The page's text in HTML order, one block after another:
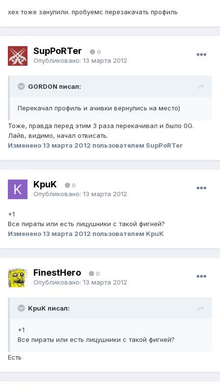
хех тоже занулили. пробуемс перезакачать профиль
SupPoRTer 0
Опубликовано: 13 марта 2012
G0RD0N писал:
Перекачал профиль и ачивки вернулись на место)
Тоже, правда перед этим 3 раза перекачивал и было 0G.
Лайв, видимо, начал отвисать.
Изменено 13 марта 2012 пользователем SupPoRTer
KpuK 0
Опубликовано: 13 марта 2012
+1
Все пираты или есть лицушники с такой фигней?
Изменено 13 марта 2012 пользователем KpuK
FinestHero 0
Опубликовано: 13 марта 2012
KpuK писал:
+1
Все пираты или есть лицушники с такой фигней?
Есть